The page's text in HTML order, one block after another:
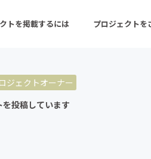
トを掲載するには プロジェクトを
の新着プロジェクト
ジェクトオーナー
投稿しています